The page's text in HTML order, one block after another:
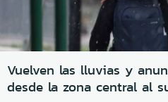
Vuelven las lluvias y
desde la zona central al